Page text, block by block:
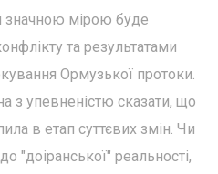
значною мірою буде
та результатами
Ормузької протоки.
з упевненістю сказати, що
в етап суттєвих змін. Чи
"доіранської" реальності,